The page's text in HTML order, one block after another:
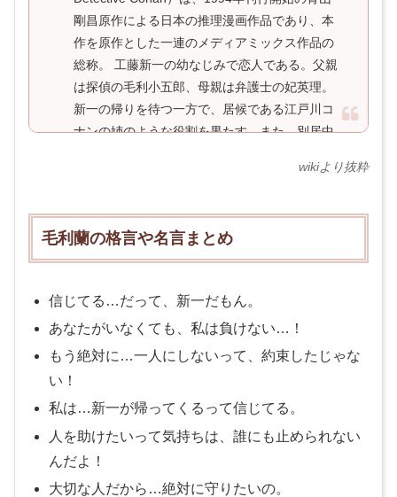
剛昌原作による日本の推理漫画作品であり、本
作を原作とした一連のメディアミックス作品の
総称。 工藤新一の幼なじみで恋人である。父親
は探偵の毛利小五郎、母親は弁護士の妃英理。
新一の帰りを待つ一方で、居候である江戸川コ
ナンの姉のような役割を果たす。また、別居中
り、父の悪癖を制止する歯止め役でもある。空
ー）を得意とする。新一同様に鈴木財閥の令嬢
である鈴木園子も幼なじみで親友。
wikiより抜粋
毛利蘭の格言や名言まとめ
信じてる…だって、新一だもん。
あなたがいなくても、私は負けない…！
もう絶対に…一人にしないって、約束したじゃな
い！
私は…新一が帰ってくるって信じてる。
人を助けたいって気持ちは、誰にも止められない
んだよ！
大切な人だから…絶対に守りたいの。